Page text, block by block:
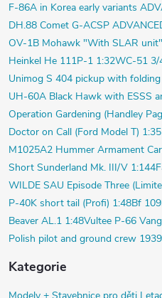
F-86A in Korea early variants
DH.88 Comet G-ACSP
OV-1B Mohawk "With SLAR
Heinkel He 111P-1 1:32WC-51 3/
Unimog S 404 pickup with
UH-60A Black Hawk with ESSS
Operation Gardening (Handley
Doctor on Call (Ford Model T) 1:35
M1025A2 Hummer Armament
Short Sunderland Mk. III/V 1:144
WILDE SAU Episode Three
P-40K short tail (Profi) 1:48Bf
Beaver AL.1 1:48Vultee P-66
Polish pilot and ground crew
Kategorie